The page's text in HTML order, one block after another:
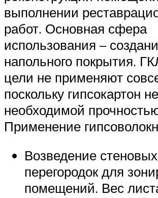
выполнении
работ. Основная сфера
использования –
напольного покрытия.
цели не применяют
поскольку гипсокартон
необходимой
Применение
Возведение стеновых
перегородок для
помещений. Вес